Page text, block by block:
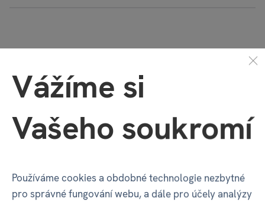
3 x
Vážíme si
Vašeho soukromí
Používáme cookies a obdobné technologie nezbytné
pro správné fungování webu, a dále pro účely analýzy